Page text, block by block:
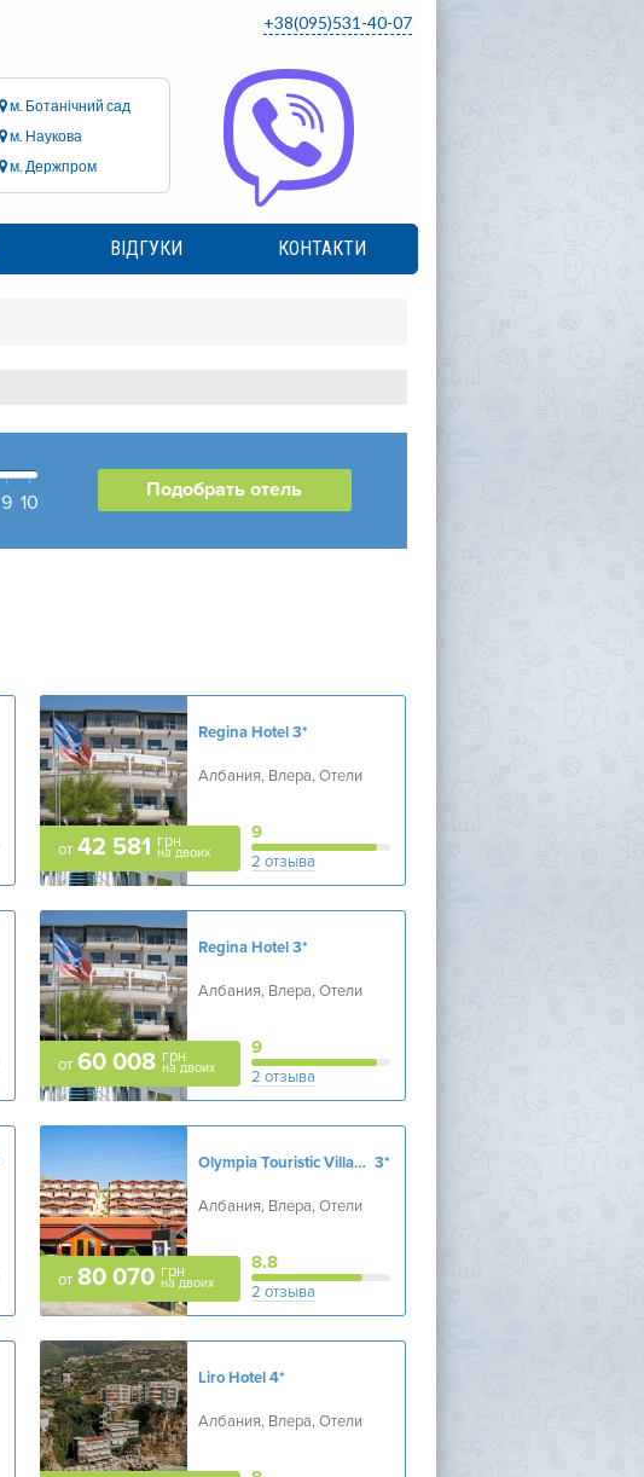
+38(095)531-40-07
м. Ботанічний сад
м. Наукова
м. Держпром
ВІДГУКИ КОНТАКТИ
9 10
от 42 581 грн
на двоих
Regina Hotel3*
Албания, Влера, Отели
9
2 отзыва
от 60 008 грн
на двоих
Regina Hotel3*
Албания, Влера, Отели
9
2 отзыва
от 80 070 грн
на двоих
Olympia Touristic Village 3*
Албания, Влера, Отели
8.8
2 отзыва
Liro Hotel4*
Албания, Влера, Отели